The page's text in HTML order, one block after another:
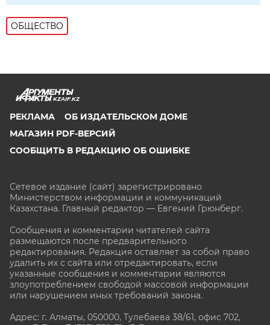
ОБЩЕСТВО
KZAIF.KZ
РЕКЛАМА
ОБ ИЗДАТЕЛЬСКОМ ДОМЕ
МАГАЗИН PDF-ВЕРСИЙ
СООБЩИТЬ В РЕДАКЦИЮ ОБ ОШИБКЕ
Сетевое издание (сайт) зарегистрировано
Министерством информации и коммуникаций
Казахстана. Главный редактор — Евгений Грюнберг.
Сообщения и комментарии читателей сайта
размещаются после предварительного
редактирования. Редакция оставляет за собой право
удалить их с сайта или отредактировать, если
указанные сообщения и комментарии являются
злоупотреблением свободой массовой информации
или нарушением иных требований закона.
Адрес: г. Алматы, 050000, Тулебаева 38/61, офис 702,